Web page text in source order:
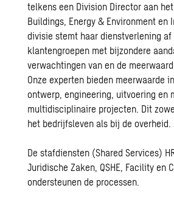
telkens een Division Director aan
Buildings, Energy & Environment en
divisie stemt haar dienstverlening
klantengroepen met bijzondere
verwachtingen van en de
Onze experten bieden meerwaarde
ontwerp, engineering, uitvoering en
multidisciplinaire projecten. Dit
het bedrijfsleven als bij de overheid.
De stafdiensten (Shared Services)
Juridische Zaken, QSHE, Facility en
ondersteunen de processen.